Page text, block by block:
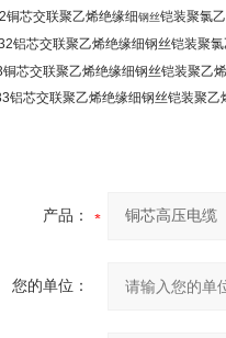
铜芯交联聚乙烯绝缘细钢丝铠装聚氯
铝芯交联聚乙烯绝缘细钢丝铠装聚
铜芯交联聚乙烯绝缘细钢丝铠装聚乙
铝芯交联聚乙烯绝缘细钢丝铠装聚
产品：
您的单位：